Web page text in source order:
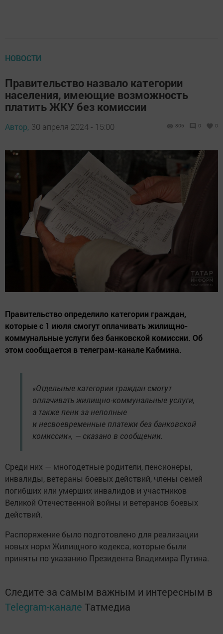
НОВОСТИ
Правительство назвало категории
населения, имеющие возможность
платить ЖКУ без комиссии
Автор, 30 апреля 2024 - 15:00 806 0 0
Правительство определило категории граждан,
которые с 1 июля смогут оплачивать жилищно-
коммунальные услуги без банковской комиссии. Об
этом сообщается в телеграм-канале Кабмина.
«Отдельные категории граждан смогут
оплачивать жилищно-коммунальные услуги,
а также пени за неполные
и несвоевременные платежи без банковской
комиссии», — сказано в сообщении.
Среди них — многодетные родители, пенсионеры,
инвалиды, ветераны боевых действий, члены семей
погибших или умерших инвалидов и участников
Великой Отечественной войны и ветеранов боевых
действий.
Распоряжение было подготовлено для реализации
новых норм Жилищного кодекса, которые были
приняты по указанию Президента Владимира Путина.
Следите за самым важным и интересным в
Telegram-канале Татмедиа